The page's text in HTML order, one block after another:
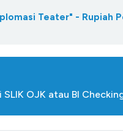
Teater" - Rupiah
OJK atau BI